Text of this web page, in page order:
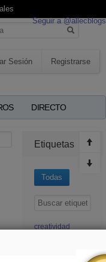
Seguir a @allecblogs
Sesión Registrarse
DIRECTO
Etiquetas
Todas
creatividad